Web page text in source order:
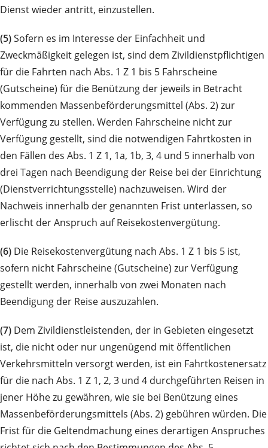
Dienst wieder antritt, einzustellen.
(5)Sofern es im Interesse der Einfachheit und
Zweckmäßigkeit gelegen ist, sind dem Zivildienstpflichtigen
für die Fahrten nach Abs. 1 Z 1 bis 5 Fahrscheine
(Gutscheine) für die Benützung der jeweils in Betracht
kommenden Massenbeförderungsmittel (Abs. 2) zur
Verfügung zu stellen. Werden Fahrscheine nicht zur
Verfügung gestellt, sind die notwendigen Fahrtkosten in
den Fällen des Abs. 1 Z 1, 1a, 1b, 3, 4 und 5 innerhalb von
drei Tagen nach Beendigung der Reise bei der Einrichtung
(Dienstverrichtungsstelle) nachzuweisen. Wird der
Nachweis innerhalb der genannten Frist unterlassen, so
erlischt der Anspruch auf Reisekostenvergütung.
(6) Die Reisekostenvergütung nach Abs. 1 Z 1 bis 5 ist,
sofern nicht Fahrscheine (Gutscheine) zur Verfügung
gestellt werden, innerhalb von zwei Monaten nach
Beendigung der Reise auszuzahlen.
(7) Dem Zivildienstleistenden, der in Gebieten eingesetzt
ist, die nicht oder nur ungenügend mit öffentlichen
Verkehrsmitteln versorgt werden, ist ein Fahrtkostenersatz
für die nach Abs. 1 Z 1, 2, 3 und 4 durchgeführten Reisen in
jener Höhe zu gewähren, wie sie bei Benützung eines
Massenbeförderungsmittels (Abs. 2) gebühren würden. Die
Frist für die Geltendmachung eines derartigen Anspruches